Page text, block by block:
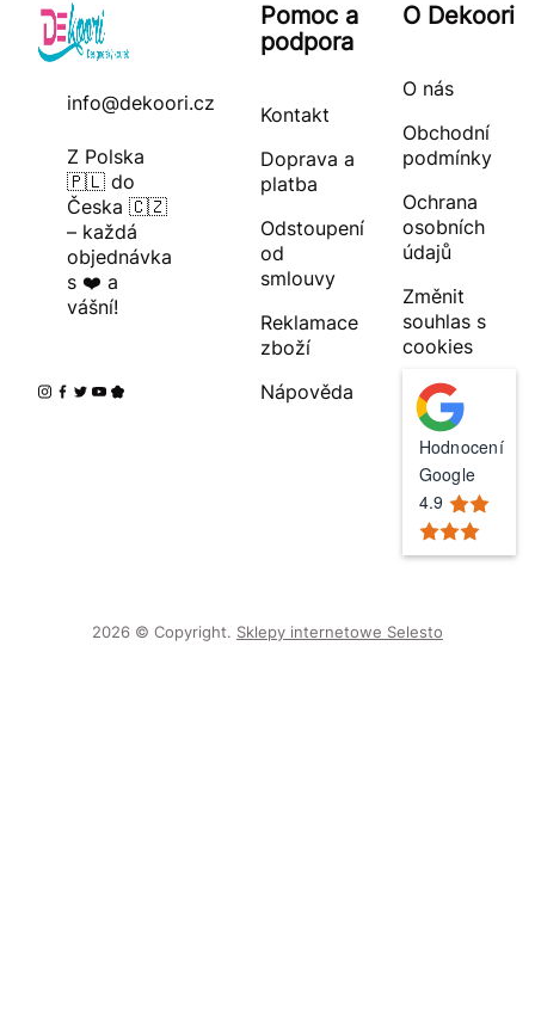
info@dekoori.cz
Z Polska
🇵🇱 do
Česka 🇨🇿
– každá
objednávka
s ❤️ a
vášní!
Pomoc a
podpora
Kontakt
Doprava a
platba
Odstoupení
od
smlouvy
Reklamace
zboží
Nápověda
O Dekoori
O nás
Obchodní
podmínky
Ochrana
osobních
údajů
Změnit
souhlas s
cookies
Hodnocení
Google
4.9
2026 © Copyright. Sklepy internetowe Selesto